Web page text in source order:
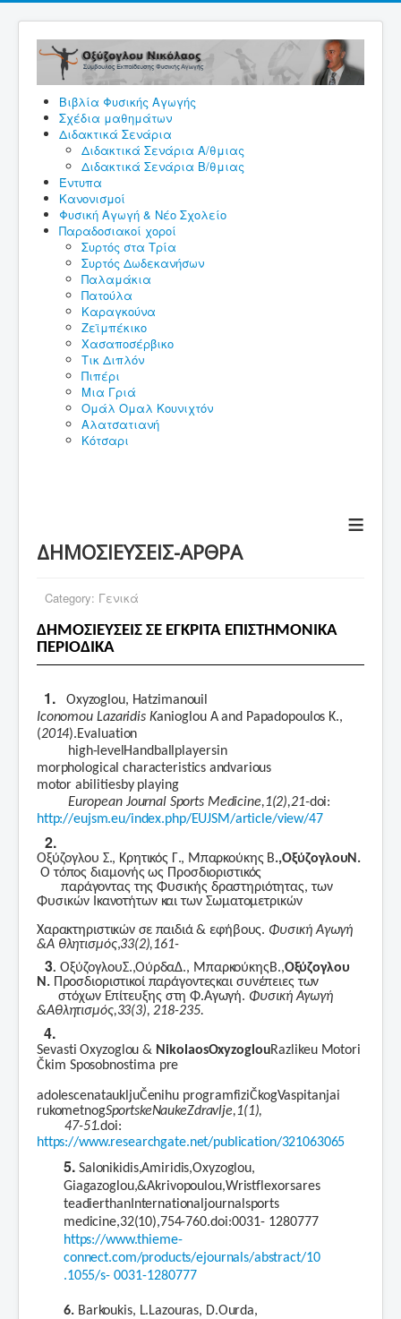
Βιβλία Φυσικής Αγωγής
Σχέδια μαθημάτων
Διδακτικά Σενάρια
Διδακτικά Σενάρια A/θμιας
Διδακτικά Σενάρια Β/θμιας
Έντυπα
Κανονισμοί
Φυσική Αγωγή & Νέο Σχολείο
Παραδοσιακοί χοροί
Συρτός στα Τρία
Συρτός Δωδεκανήσων
Παλαμάκια
Πατούλα
Καραγκούνα
Ζεϊμπέκικο
Χασαποσέρβικο
Τικ Διπλόν
Πιπέρι
Μια Γριά
Ομάλ Ομαλ Κουνιχτόν
Αλατσατιανή
Κότσαρι
≡
ΔΗΜΟΣΙΕΥΣΕΙΣ-ΑΡΘΡΑ
Category: Γενικά
ΔΗΜΟΣΙΕΥΣΕΙΣ ΣΕ ΕΓΚΡΙΤΑ ΕΠΙΣΤΗΜΟΝΙΚΑ
ΠΕΡΙΟΔΙΚΑ
1. Oxyzoglou, Hatzimanouil
Iconomou LazaridisKanioglou Aand Papadopoulos K.,
(2014).Evaluation
high-levelHandballplayersin
morphologicalcharacteristicsandvarious
motor abilitiesby playing
European Journal Sports Medicine,1(2),21-doi:
http://eujsm.eu/index.php/EUJSM/article/view/47
2.
Οξύζογλου Σ., Κρητικός Γ., Μπαρκούκης Β.,ΟξύζογλουΝ.
Οτόποςδιαμονήςως Προσδιοριστικός
παράγονταςτηςΦυσικής δραστηριότητας,των
Φυσικών Ικανοτήτων καιτωνΣωματομετρικών
Χαρακτηριστικών σε παιδιά&εφήβους. ΦυσικήΑγωγή
&Α θλητισμός,33(2),161-
3. ΟξύζογλουΣ.,ΟύρδαΔ., ΜπαρκούκηςΒ.,Οξύζογλου
Ν. Προσδιοριστικοί παράγοντεςκαι συνέπειεςτων
στόχων Επίτευξης στηΦ.Αγωγή. Φυσική Αγωγή
&Αθλητισμός,33(3), 218-235.
4.
SevastiOxyzoglou& NikolaosOxyzoglouRazlikeu Motori
Čkim Sposobnostima pre
adolescenataukljuČenihu programfiziČkogVaspitanjai
rukometnogSportskeNaukeZdravlje,1(1),
47-51.doi:
https://www.researchgate.net/publication/321063065
5. Salonikidis,Amiridis,Oxyzoglou,
Giagazoglou,&Akrivopoulou,Wristflexorsares
teadierthanInternationaljournalsports
medicine,32(10),754-760.doi:0031- 1280777
https://www.thieme-
connect.com/products/ejournals/abstract/10
.1055/s- 0031-1280777
6. Barkoukis, L.Lazouras, D.Ourda,